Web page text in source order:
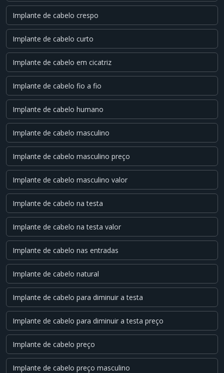
Implante de cabelo crespo
Implante de cabelo curto
Implante de cabelo em cicatriz
Implante de cabelo fio a fio
Implante de cabelo humano
Implante de cabelo masculino
Implante de cabelo masculino preço
Implante de cabelo masculino valor
Implante de cabelo na testa
Implante de cabelo na testa valor
Implante de cabelo nas entradas
Implante de cabelo natural
Implante de cabelo para diminuir a testa
Implante de cabelo para diminuir a testa preço
Implante de cabelo preço
Implante de cabelo preço masculino